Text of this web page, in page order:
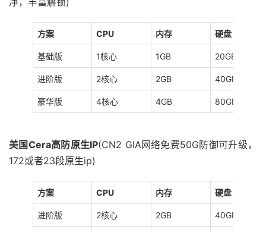
方案 CPU 内存 硬盘
基础版 1核心 1GB 20GB SSD
进阶版 2核心 2GB 40GB SSD
豪华版 4核心 4GB 80GB SSD
美国Cera高防原生IP(CN2 GIA网络免费50G防御可升级，
172或者23段原生ip)
方案 CPU 内存 硬盘
进阶版 2核心 2GB 40GB SSD